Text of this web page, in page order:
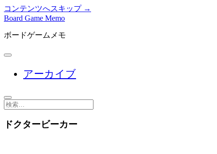
コンテンツへスキップ →
Board Game Memo
ボードゲームメモ
メ
開
く
アーカイブ
検
ドクタービーカー